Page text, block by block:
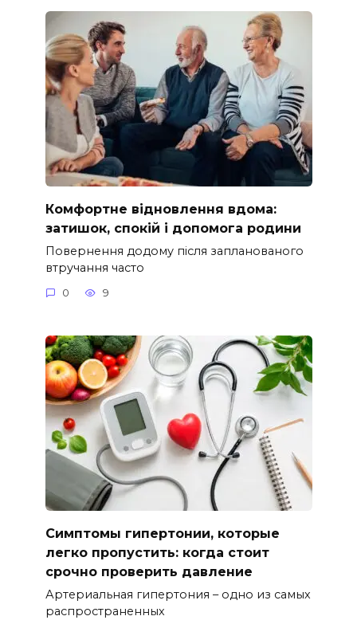
Комфортне відновлення вдома:
затишок, спокій і допомога родини
Повернення додому після запланованого
втручання часто
0 9
Симптомы гипертонии, которые
легко пропустить: когда стоит
срочно проверить давление
Артериальная гипертония – одно из самых
распространенных